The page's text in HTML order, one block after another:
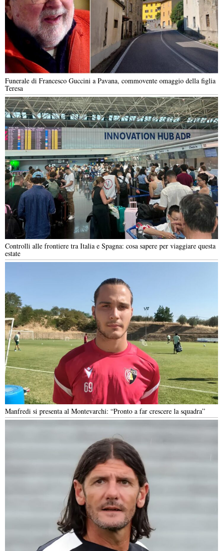
Funerale di Francesco Guccini a Pavana, commovente omaggio della figlia
Teresa
Controlli alle frontiere tra Italia e Spagna: cosa sapere per viaggiare questa
estate
Manfredi si presenta al Montevarchi: “Pronto a far crescere la squadra”